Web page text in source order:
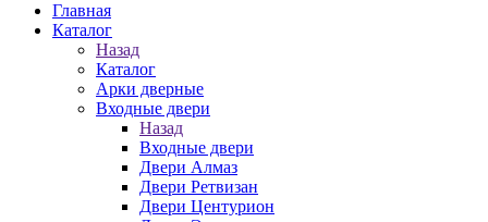
Главная
Каталог
Назад
Каталог
Арки дверные
Входные двери
Назад
Входные двери
Двери Алмаз
Двери Ретвизан
Двери Центурион